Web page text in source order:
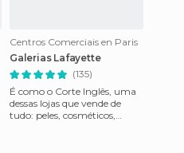
Centros Comerciais en Paris
Galerias Lafayette
(135)
É como o Corte Inglês, uma
dessas lojas que vende de
tudo: peles, cosméticos,